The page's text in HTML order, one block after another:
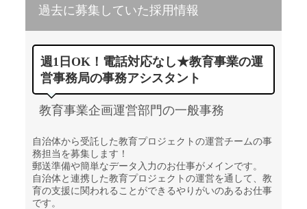
過去に募集していた採用情報
週1日OK！電話対応なし★教育事業の運
営事務局の事務アシスタント
教育事業企画運営部門の一般事務
自治体から受託した教育プロジェクトの運営チームの事
務担当を募集します！
郵送準備や簡単なデータ入力のお仕事がメインです。
自治体と連携した教育プロジェクトの運営を通して、教
育の支援に関われることができるやりがいのあるお仕事
です。